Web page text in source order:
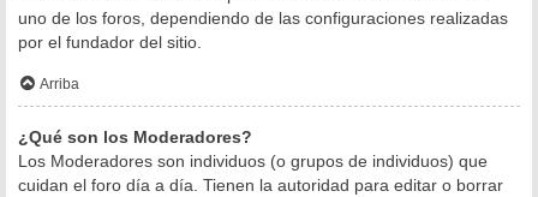
uno de los foros, dependiendo de las configuraciones realizadas
por el fundador del sitio.
Arriba
¿Qué son los Moderadores?
Los Moderadores son individuos (o grupos de individuos) que
cuidan el foro día a día. Tienen la autoridad para editar o borrar